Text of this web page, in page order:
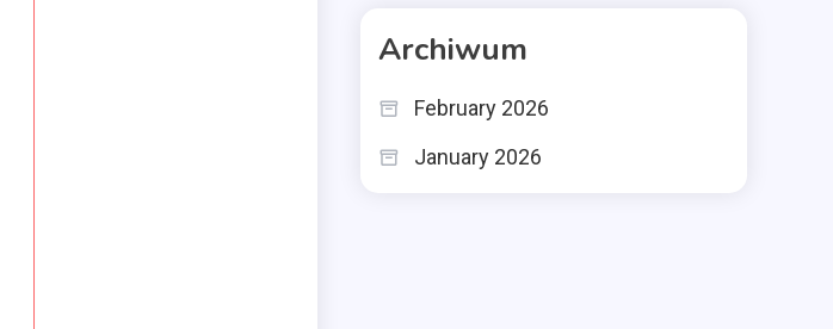
Archiwum
February 2026
January 2026